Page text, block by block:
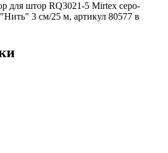
для штор RQ3021-5 Mirtex серо-
3 см/25 м, артикул 80577 в